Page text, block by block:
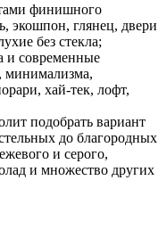
финишного
экошпон, глянец, двери
без стекла;
и современные
минимализма,
хай-тек, лофт,
подобрать вариант
до благородных
и серого,
и множество других